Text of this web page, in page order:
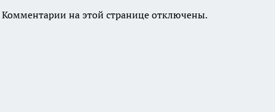
Комментарии на этой странице отключены.